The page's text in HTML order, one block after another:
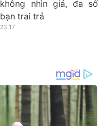
không nhìn giá, đa số
bạn trai trả
23:17